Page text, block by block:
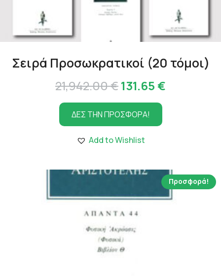
Σειρά Προσωκρατικοί (20 τόμοι)
21,942.00€Original
price
was:
21,942.00 €.
131.65 €
ΔΕΣ ΤΗΝ ΠΡΟΣΦΟΡΑ!
Add to Wishlist
Προσφορά!